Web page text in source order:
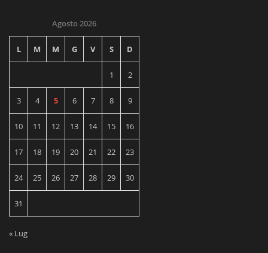
Agosto 2026
L M M G V S D
1 2
3 4 5 6 7 8 9
10 11 12 13 14 15 16
17 18 19 20 21 22 23
24 25 26 27 28 29 30
31
« Lug